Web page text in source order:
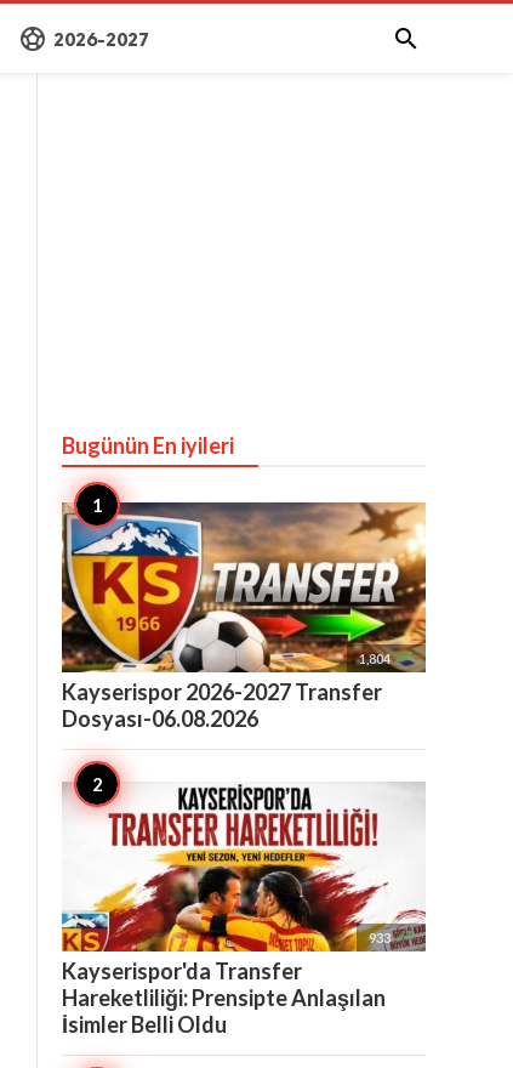
sports_soccer 2026-2027 
Bugünün En iyileri
1,804 
Kayserispor 2026-2027 Transfer
Dosyası-06.08.2026
933 
Kayserispor'da Transfer
Hareketliliği: Prensipte Anlaşılan
İsimler Belli Oldu